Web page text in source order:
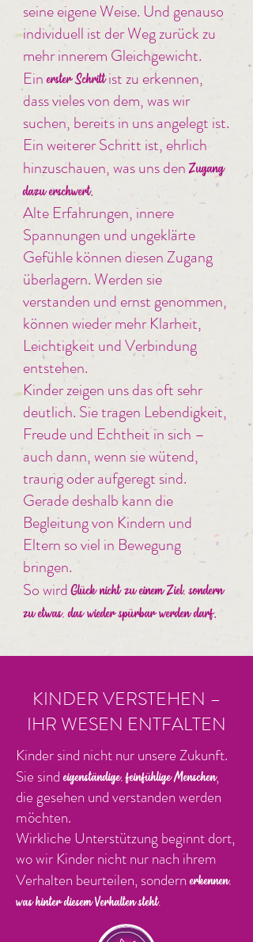
seine eigene Weise. Und genauso
individuell ist der Weg zurück zu
mehr innerem Gleichgewicht.
Einerster Schrittist zu erkennen,
dass vieles von dem, was wir
suchen, bereits in uns angelegt ist.
Ein weiterer Schritt ist, ehrlich
hinzuschauen, was uns denZugang
dazu erschwert.
Alte Erfahrungen, innere
Spannungen und ungeklärte
Gefühle können diesen Zugang
überlagern. Werden sie
verstanden und ernst genommen,
können wieder mehr Klarheit,
Leichtigkeit und Verbindung
entstehen.
Kinder zeigen uns das oft sehr
deutlich. Sie tragen Lebendigkeit,
Freude und Echtheit in sich –
auch dann, wenn sie wütend,
traurig oder aufgeregt sind.
Gerade deshalb kann die
Begleitung von Kindern und
Eltern so viel in Bewegung
bringen.
So wirdGlück nicht zu einem Ziel, sondern
zu etwas, das wieder spürbar werden darf.
KINDER VERSTEHEN –
IHR WESEN ENTFALTEN
Kinder sind nicht nur unsere Zukunft.
Sie sindeigenständige, feinfühlige Menschen,
die gesehen und verstanden werden
möchten.
Wirkliche Unterstützung beginnt dort,
wo wir Kinder nicht nur nach ihrem
Verhalten beurteilen, sondernerkennen,
was hinter diesem Verhalten steht.